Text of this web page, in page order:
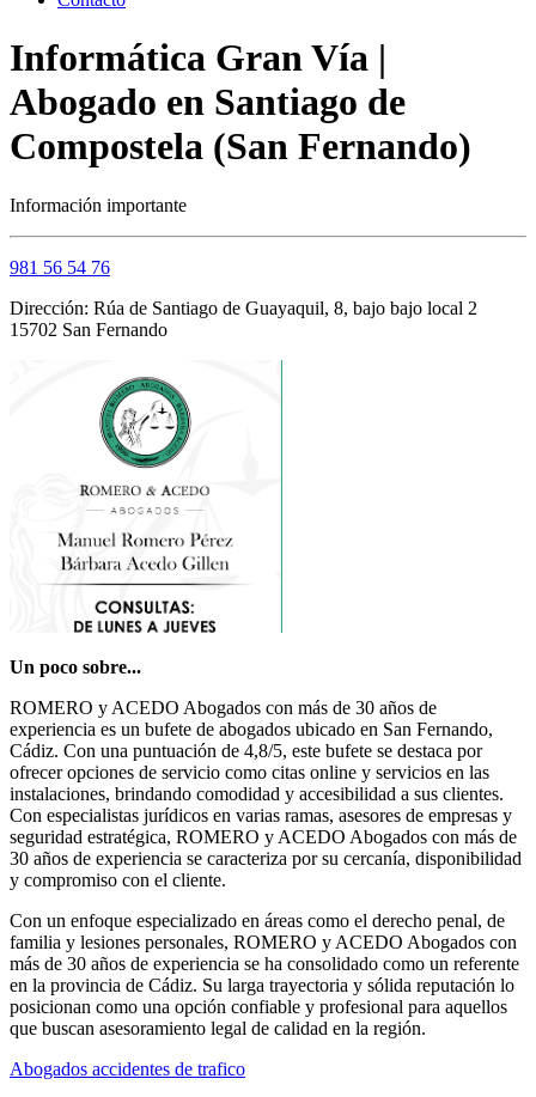
Informática Gran Vía |
Abogado en Santiago de
Compostela (San Fernando)
Información importante
981 56 54 76
Dirección: Rúa de Santiago de Guayaquil, 8, bajo bajo local 2
15702 San Fernando
Un poco sobre...
ROMERO y ACEDO Abogados con más de 30 años de
experiencia es un bufete de abogados ubicado en San Fernando,
Cádiz. Con una puntuación de 4,8/5, este bufete se destaca por
ofrecer opciones de servicio como citas online y servicios en las
instalaciones, brindando comodidad y accesibilidad a sus clientes.
Con especialistas jurídicos en varias ramas, asesores de empresas y
seguridad estratégica, ROMERO y ACEDO Abogados con más de
30 años de experiencia se caracteriza por su cercanía, disponibilidad
y compromiso con el cliente.
Con un enfoque especializado en áreas como el derecho penal, de
familia y lesiones personales, ROMERO y ACEDO Abogados con
más de 30 años de experiencia se ha consolidado como un referente
en la provincia de Cádiz. Su larga trayectoria y sólida reputación lo
posicionan como una opción confiable y profesional para aquellos
que buscan asesoramiento legal de calidad en la región.
Abogados accidentes de trafico